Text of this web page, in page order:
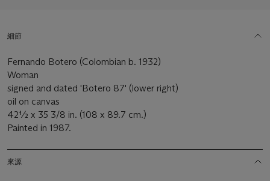
細節
Fernando Botero (Colombian b. 1932)
Woman
signed and dated 'Botero 87' (lower right)
oil on canvas
42½ x 35 3/8 in. (108 x 89.7 cm.)
Painted in 1987.
來源